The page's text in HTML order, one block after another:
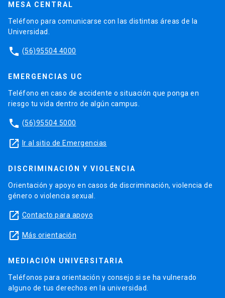
MESA CENTRAL
Teléfono para comunicarse con las distintas áreas de la
Universidad.
phone (56)95504 4000
EMERGENCIAS UC
Teléfono en caso de accidente o situación que ponga en
riesgo tu vida dentro de algún campus.
phone (56)95504 5000
launch Ir al sitio de Emergencias
DISCRIMINACIÓN Y VIOLENCIA
Orientación y apoyo en casos de discriminación, violencia de
género o violencia sexual.
launch Contacto para apoyo
launch Más orientación
MEDIACIÓN UNIVERSITARIA
Teléfonos para orientación y consejo si se ha vulnerado
alguno de tus derechos en la universidad.